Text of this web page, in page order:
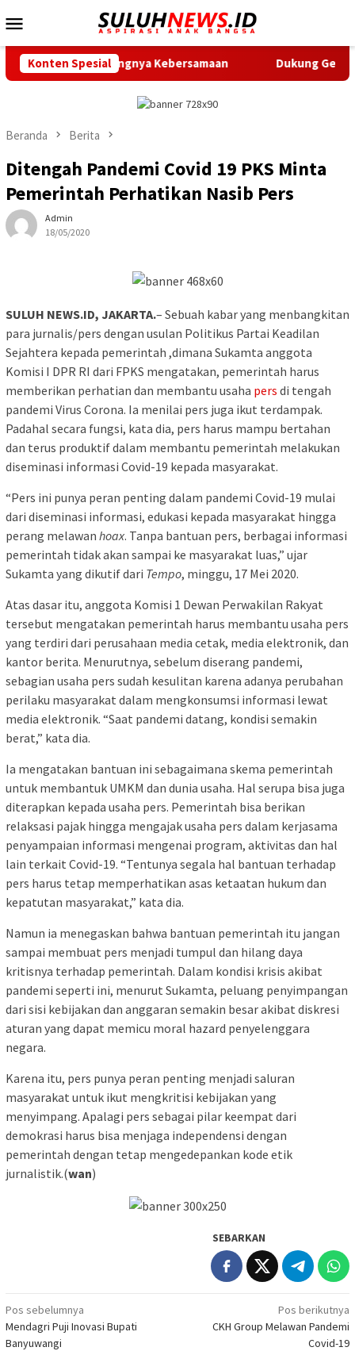
ke
Mobile
Konten Spesial
Pentingnya Kebersamaan Dukung Gerak Jalan
Beranda Berita
Ditengah Pandemi Covid 19 PKS Minta
Pemerintah Perhatikan Nasib Pers
Admin
18/05/2020
SULUH NEWS.ID, JAKARTA.– Sebuah kabar yang menbangkitan
para jurnalis/pers dengan usulan Politikus Partai Keadilan
Sejahtera kepada pemerintah ,dimana Sukamta anggota
Komisi I DPR RI dari FPKS mengatakan, pemerintah harus
memberikan perhatian dan membantu usaha pers di tengah
pandemi Virus Corona. Ia menilai pers juga ikut terdampak.
Padahal secara fungsi, kata dia, pers harus mampu bertahan
dan terus produktif dalam membantu pemerintah melakukan
diseminasi informasi Covid-19 kepada masyarakat.
“Pers ini punya peran penting dalam pandemi Covid-19 mulai
dari diseminasi informasi, edukasi kepada masyarakat hingga
perang melawan hoax. Tanpa bantuan pers, berbagai informasi
pemerintah tidak akan sampai ke masyarakat luas,” ujar
Sukamta yang dikutif dari Tempo, minggu, 17 Mei 2020.
Atas dasar itu, anggota Komisi 1 Dewan Perwakilan Rakyat
tersebut mengatakan pemerintah harus membantu usaha pers
yang terdiri dari perusahaan media cetak, media elektronik, dan
kantor berita. Menurutnya, sebelum diserang pandemi,
sebagian usaha pers sudah kesulitan karena adanya perubahan
perilaku masyarakat dalam mengkonsumsi informasi lewat
media elektronik. “Saat pandemi datang, kondisi semakin
berat,” kata dia.
Ia mengatakan bantuan ini sebagaimana skema pemerintah
untuk membantuk UMKM dan dunia usaha. Hal serupa bisa juga
diterapkan kepada usaha pers. Pemerintah bisa berikan
relaksasi pajak hingga mengajak usaha pers dalam kerjasama
penyampaian informasi mengenai program, aktivitas dan hal
lain terkait Covid-19. “Tentunya segala hal bantuan terhadap
pers harus tetap memperhatikan asas ketaatan hukum dan
kepatutan masyarakat,” kata dia.
Namun ia menegaskan bahwa bantuan pemerintah itu jangan
sampai membuat pers menjadi tumpul dan hilang daya
kritisnya terhadap pemerintah. Dalam kondisi krisis akibat
pandemi seperti ini, menurut Sukamta, peluang penyimpangan
dari sisi kebijakan dan anggaran semakin besar akibat diskresi
aturan yang dapat memicu moral hazard penyelenggara
negara.
Karena itu, pers punya peran penting menjadi saluran
masyarakat untuk ikut mengkritisi kebijakan yang
menyimpang. Apalagi pers sebagai pilar keempat dari
demokrasi harus bisa menjaga independensi dengan
pemerintah dengan tetap mengedepankan kode etik
jurnalistik.(wan)
SEBARKAN
Navigasi
pos
Pos sebelumnya
Mendagri Puji Inovasi Bupati
Banyuwangi
Pos berikutnya
CKH Group Melawan Pandemi
Covid-19